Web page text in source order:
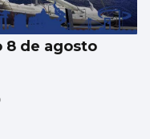
8 de agosto